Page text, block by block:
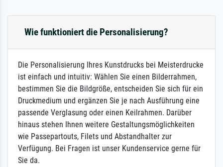
Wie funktioniert die Personalisierung?
Die Personalisierung Ihres Kunstdrucks bei Meisterdrucke
ist einfach und intuitiv: Wählen Sie einen Bilderrahmen,
bestimmen Sie die Bildgröße, entscheiden Sie sich für ein
Druckmedium und ergänzen Sie je nach Ausführung eine
passende Verglasung oder einen Keilrahmen. Darüber
hinaus stehen Ihnen weitere Gestaltungsmöglichkeiten
wie Passepartouts, Filets und Abstandhalter zur
Verfügung. Bei Fragen ist unser Kundenservice gerne für
Sie da.